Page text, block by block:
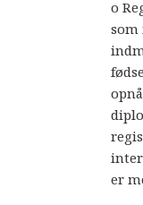
o
som
er